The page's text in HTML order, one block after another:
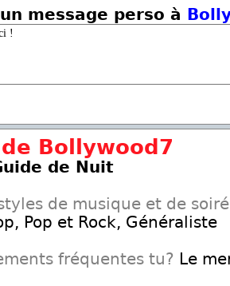
message perso à
Bollywood7
de Nuit
de musique et de
Pop et Rock, Généraliste
fréquentes tu? Le